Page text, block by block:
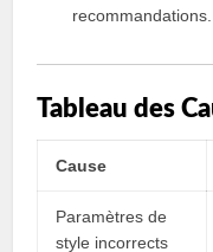
recommandations.
Tableau des
Cause
Paramètres de
style incorrects